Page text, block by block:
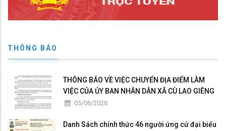
THÔNG BÁO
THÔNG BÁO VỀ VIỆC CHUYỂN ĐỊA ĐIỂM LÀM
VIỆC CỦA ỦY BAN NHÂN DÂN XÃ CÙ LAO GIÊNG
05/06/2026
Danh Sách chính thức 46 người ứng cử đại biểu